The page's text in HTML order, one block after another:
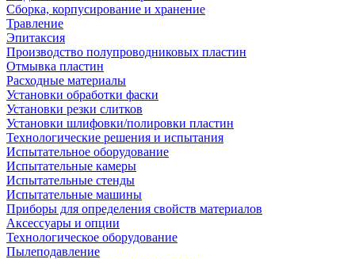
Сборка, корпусирование и хранение
Травление
Эпитаксия
Производство полупроводниковых пластин
Отмывка пластин
Расходные материалы
Установки обработки фаски
Установки резки слитков
Установки шлифовки/полировки пластин
Технологические решения и испытания
Испытательное оборудование
Испытательные камеры
Испытательные стенды
Испытательные машины
Приборы для определения свойств материалов
Аксессуары и опции
Технологическое оборудование
Пылеподавление